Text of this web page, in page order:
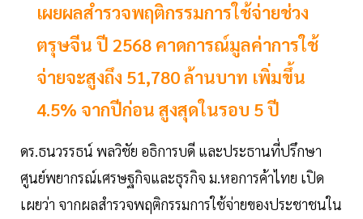
เผยผลสำรวจพฤติกรรมการใช้จ่ายช่วง
ตรุษจีน ปี 2568 คาดการณ์มูลค่าการใช้
จ่ายจะสูงถึง 51,780 ล้านบาท เพิ่มขึ้น
4.5% จากปีก่อน สูงสุดในรอบ 5 ปี
ดร.ธนวรรธน์ พลวิชัย อธิการบดี และประธานที่ปรึกษา
ศูนย์พยากรณ์เศรษฐกิจและธุรกิจ ม.หอการค้าไทย เปิด
เผยว่า จากผลสำรวจพฤติกรรมการใช้จ่ายของประชาชนใน